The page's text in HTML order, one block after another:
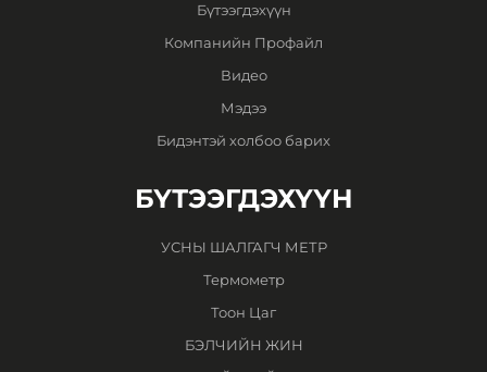
Бүтээгдэхүүн
Компанийн Профайл
Видео
Мэдээ
Бидэнтэй холбоо барих
БҮТЭЭГДЭХҮҮН
УСНЫ ШАЛГАГЧ МЕТР
Термометр
Тоон Цаг
БЭЛЧИЙН ЖИН